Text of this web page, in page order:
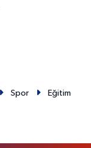
Spor
Eğitim